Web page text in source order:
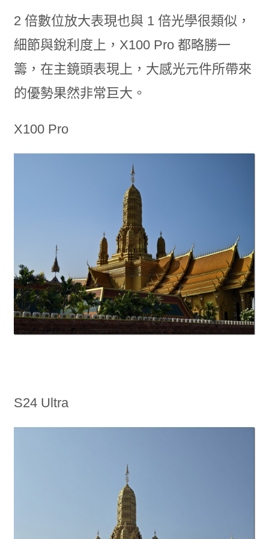
2 倍數位放大表現也與 1 倍光學很類似，
細節與銳利度上，X100 Pro 都略勝一
籌，在主鏡頭表現上，大感光元件所帶來
的優勢果然非常巨大。
X100 Pro
S24 Ultra